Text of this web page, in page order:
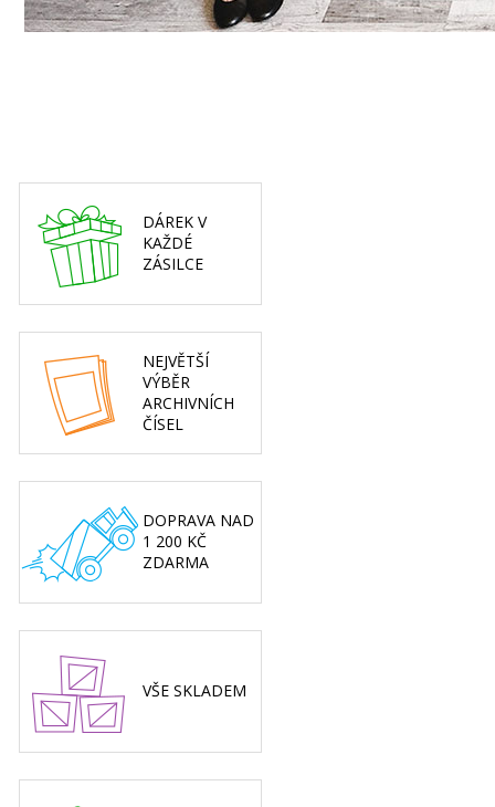
DÁREK V
KAŽDÉ
ZÁSILCE
NEJVĚTŠÍ
VÝBĚR
ARCHIVNÍCH
ČÍSEL
DOPRAVA NAD
1 200 KČ
ZDARMA
VŠE SKLADEM